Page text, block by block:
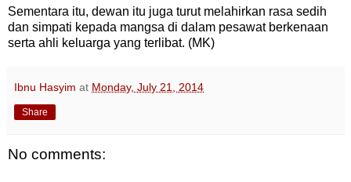
Sementara itu, dewan itu juga turut melahirkan rasa sedih
dan simpati kepada mangsa di dalam pesawat berkenaan
serta ahli keluarga yang terlibat. (MK)
Ibnu Hasyim at Monday, July 21, 2014
Share
No comments: